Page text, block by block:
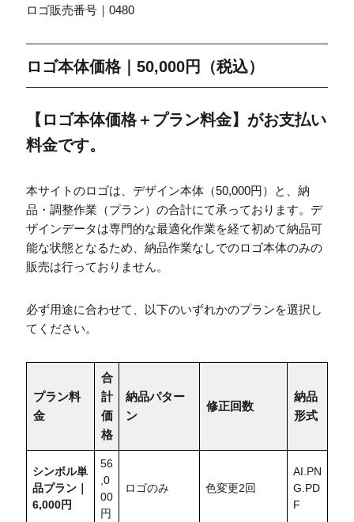
ロゴ販売番号｜0480
ロゴ本体価格｜50,000円（税込）
【ロゴ本体価格＋プラン料金】がお支払い
料金です。
本サイトのロゴは、デザイン本体（50,000円）と、納
品・調整作業（プラン）の合計にて承っております。デ
ザインデータは専門的な最適化作業を経て初めて納品可
能な状態となるため、納品作業なしでのロゴ本体のみの
販売は行っておりません。
必ず用途に合わせて、以下のいずれかのプランを選択し
てください。
プラン料
金
合
計
価
格
納品パター
ン
修正回数
納品
形式
シンボル単
品プラン｜
6,000円
56
,0
00
円
ロゴのみ 色変更2回
AI.PN
G.PD
F